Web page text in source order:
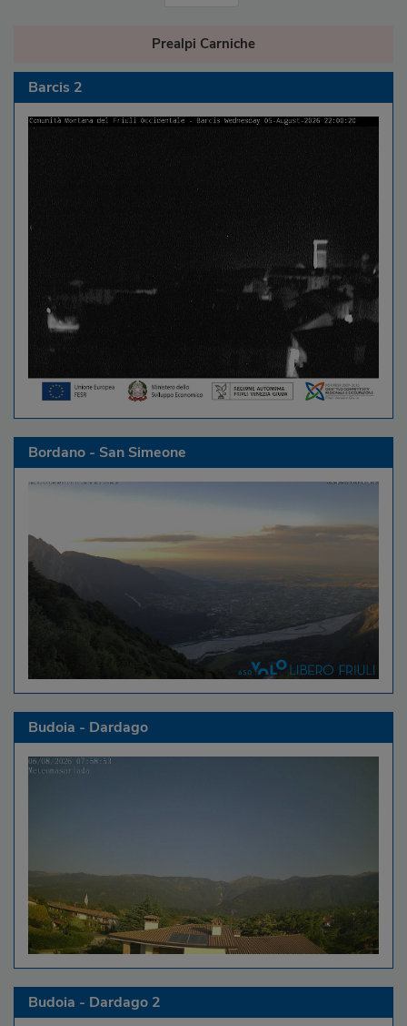
Prealpi Carniche
Barcis 2
Bordano - San Simeone
Budoia - Dardago
Budoia - Dardago 2